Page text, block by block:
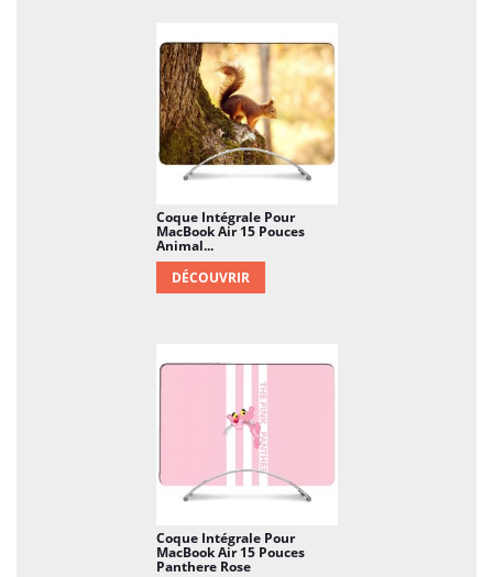
Coque Intégrale Pour
MacBook Air 15 Pouces
Animal...
DÉCOUVRIR
Coque Intégrale Pour
MacBook Air 15 Pouces
Panthere Rose